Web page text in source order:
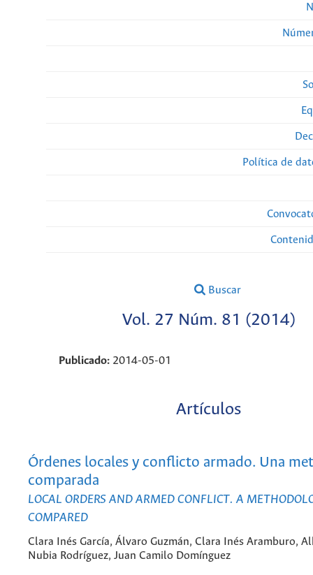
Política de
Buscar
Vol. 27 Núm. 81 (2014)
Publicado: 2014-05-01
Artículos
Órdenes locales y conflicto armado. Una
comparada
LOCAL ORDERS AND ARMED CONFLICT. A
COMPARED
Clara Inés García, Álvaro Guzmán, Clara Inés Aramburo,
Nubia Rodríguez, Juan Camilo Domínguez